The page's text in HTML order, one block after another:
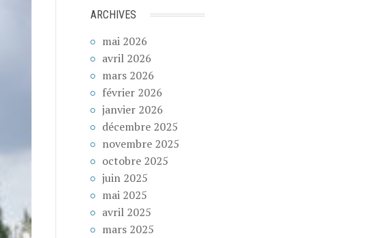
ARCHIVES
mai 2026
avril 2026
mars 2026
février 2026
janvier 2026
décembre 2025
novembre 2025
octobre 2025
juin 2025
mai 2025
avril 2025
mars 2025